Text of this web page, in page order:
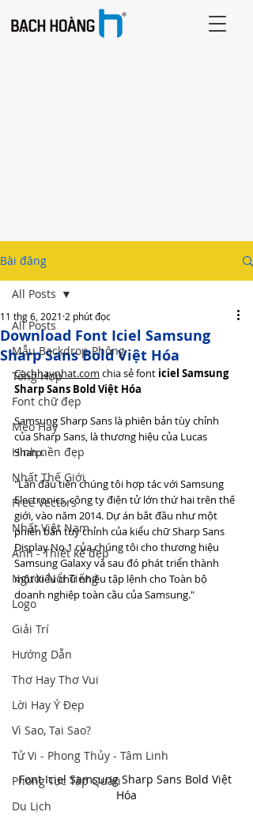
Bài đăng
All Posts
Mẫu Backdrop Phông
Tổng Hợp
Font chữ đẹp
Mẹo Hay
Hình nền đẹp
Nhất Thế Giới
Free Vectors
Nhất Việt Nam
Ảnh - Thiết kế đẹp
Người Nổi Tiếng
Logo
Giải Trí
Hướng Dẫn
Thơ Hay Thơ Vui
Lời Hay Ý Đẹp
Vì Sao, Tại Sao?
Tử Vi - Phong Thủy - Tâm Linh
Phong Tục Tập Quán
Du Lịch
All Posts
Download Font Iciel Samsung
Sharp Sans Bold Việt Hóa
11 thg 6, 2021 2 phút đọc
Cachhaynhat.com chia sẻ font iciel Samsung
Sharp Sans Bold Việt Hóa
Samsung Sharp Sans là phiên bản tùy chỉnh
của Sharp Sans, là thương hiệu của Lucas
Sharp.
"Lần đầu tiên chúng tôi hợp tác với Samsung
Electronics, công ty điện tử lớn thứ hai trên thế
giới, vào năm 2014. Dự án bắt đầu như một
phiên bản tùy chỉnh của kiểu chữ Sharp Sans
Display No.1 của chúng tôi cho thương hiệu
Samsung Galaxy và sau đó phát triển thành
một kiểu chữ nhiều tập lệnh cho Toàn bộ
doanh nghiệp toàn cầu của Samsung."
Font Iciel Samsung Sharp Sans Bold Việt
Hóa